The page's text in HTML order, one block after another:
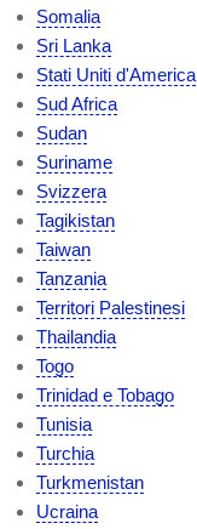
Somalia
Sri Lanka
Stati Uniti d'America
Sud Africa
Sudan
Suriname
Svizzera
Tagikistan
Taiwan
Tanzania
Territori Palestinesi
Thailandia
Togo
Trinidad e Tobago
Tunisia
Turchia
Turkmenistan
Ucraina